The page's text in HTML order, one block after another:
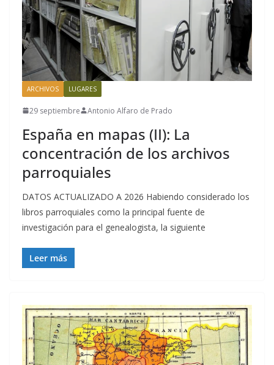
ARCHIVOS LUGARES
29 septiembre Antonio Alfaro de Prado
España en mapas (II): La
concentración de los archivos
parroquiales
DATOS ACTUALIZADO A 2026 Habiendo considerado los
libros parroquiales como la principal fuente de
investigación para el genealogista, la siguiente
Leer más